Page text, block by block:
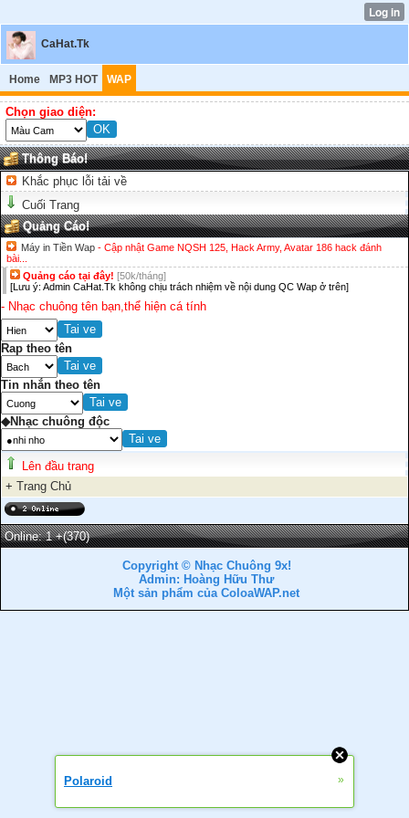
CaHat.Tk
Home MP3 HOT WAP
Chọn giao diện:
Thông Báo!
Khắc phục lỗi tải về
Cuối Trang
Quảng Cáo!
Máy in Tiền Wap - Cập nhật Game NQSH 125, Hack Army, Avatar 186 hack đánh
bài...
Quảng cáo tại đây! [50k/tháng]
[Lưu ý: Admin CaHat.Tk không chịu trách nhiệm về nội dung QC Wap ở trên]
- Nhạc chuông tên bạn,thể hiện cá tính
Rap theo tên
Tin nhắn theo tên
◆Nhạc chuông độc
Lên đầu trang
+ Trang Chủ
Online: 1+(370)
Copyright © Nhạc Chuông 9x!
Admin: Hoàng Hữu Thư
Một sản phẩm của ColoaWAP.net
Polaroid »